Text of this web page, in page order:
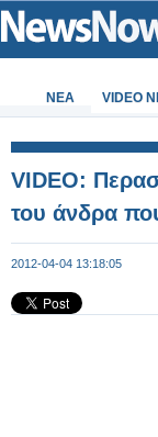
ΝΕΑ VIDEO
VIDEO:
του άνδρα
2012-04-04 13:18:05